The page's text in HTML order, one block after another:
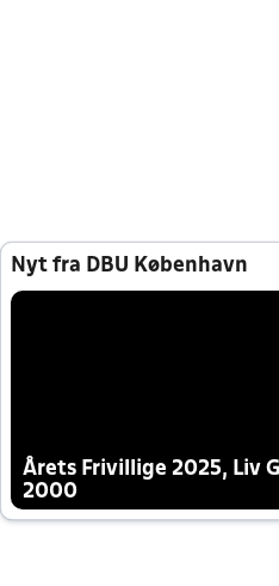
Nyt fra DBU København
Årets Frivillige 2025, Liv
2000